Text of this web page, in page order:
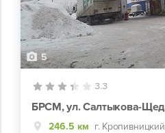
5
3.3
БРСМ, ул. Салтыкова-
246.5 км